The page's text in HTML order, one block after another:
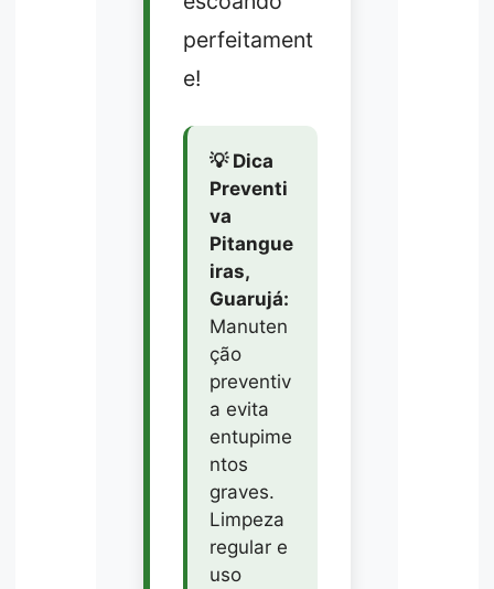
perfeitament
e!
💡 Dica
Preventi
va
Pitangue
iras,
Guarujá:
Manuten
ção
preventiv
a evita
entupime
ntos
graves.
Limpeza
regular e
uso